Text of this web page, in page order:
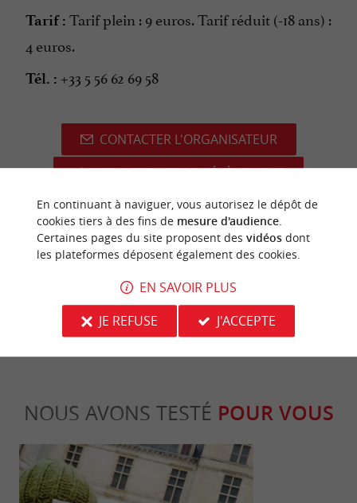
Tarif : Tarif plein : 9 euros. Tarif réduit (-18 ans) :
4 euros.
Tél. : +33 5 56 62 69 58
CONTACTER L'ORGANISATEUR
SITE INTERNET DE L'ÉVÈNEMENT
dernière mise à jour :12/06/2026 à 02:52:42
-Crédit photo :Loic Lagarde -
NC-ND 4.0
NOUS AVONS TESTÉ POUR VOUS
En continuant à naviguer, vous autorisez le dépôt de
cookies tiers à des fins de mesure d'audience.
Certaines pages du site proposent des vidéosdont
les plateformes déposent également des cookies.
EN SAVOIR PLUS
JE REFUSE
J'ACCEPTE